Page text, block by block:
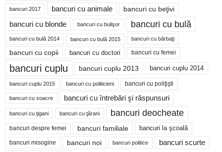
bancuri 2017 bancuri cu animale bancuri cu beţivi
bancuri cu blonde bancuri cu bulişor bancuri cu bulă
bancuri cu bulă 2014 bancuri cu bulă 2015 bancuri cu bărbaţi
bancuri cu copii bancuri cu doctori bancuri cu femei
bancuri cuplu bancuri cuplu 2013 bancuri cuplu 2014
bancuri cuplu 2015 bancuri cu politicieni bancuri cu poliţişti
bancuri cu soacre bancuri cu întrebări şi răspunsuri
bancuri cu ţigani bancuri cu ţărani bancuri deocheate
bancuri despre femei bancuri familiale bancuri la şcoală
bancuri misogine bancuri noi bancuri politice bancuri scurte